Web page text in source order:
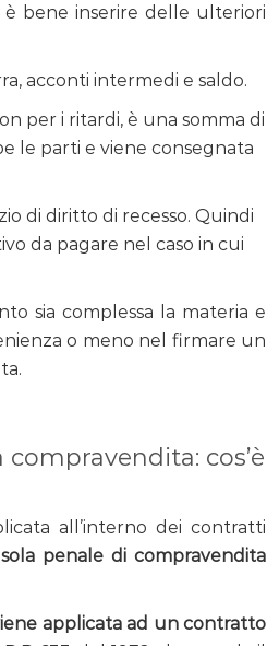
è bene inserire delle ulteriori
acconti intermedi e saldo.
per i ritardi, è una somma di
le parti e viene consegnata
di diritto di recesso. Quindi
da pagare nel caso in cui
sia complessa la materia e
o meno nel firmare un
cos’è
all’interno dei contratti
penale di compravendita
applicata ad un contratto